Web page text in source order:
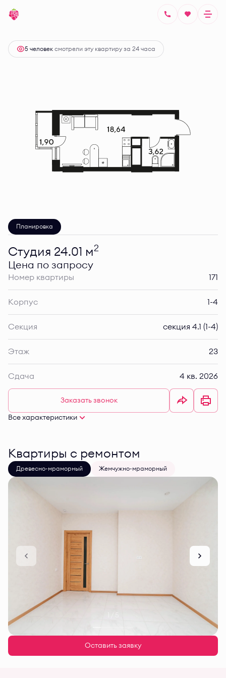
Студия Цена по запросу
5 человек смотрели эту квартиру за 24 часа
Планировка
Студия 24.01 м2
Цена по запросу
Номер квартиры 171
Корпус 1-4
Секция секция 4.1 (1-4)
Этаж 23
Сдача 4 кв. 2026
Заказать звонок
Все характеристики
Квартиры с ремонтом
Древесно-мраморный Жемчужно-мраморный
Оставить заявку